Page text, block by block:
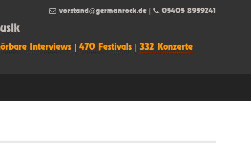
Interviews 470 Festivals 332 Konzerte
vorstand@germanrock.de 05405 8959241